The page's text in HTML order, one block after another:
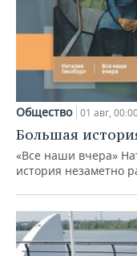
Общество 01 авг,
Большая
«Все наши вчера»
история незаметно